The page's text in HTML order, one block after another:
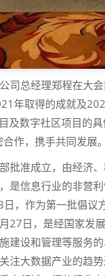
司总经理郑程在大
年取得的成就及
及数字社区项目的
作，携手共同发展。
批准成立，由经济
是信息行业的非营
，作为第一批倡议
日，是经国家发
建设和管理等服务
注大数据产业的趋